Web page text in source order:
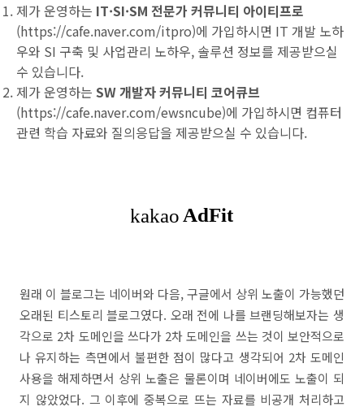
제가 운영하는 IT·SI·SM 전문가 커뮤니티 아이티프로
(https://cafe.naver.com/itpro)에 가입하시면 IT 개발 노하
우와 SI 구축 및 사업관리 노하우, 솔루션 정보를 제공받으실
수 있습니다.
제가 운영하는 SW 개발자 커뮤니티 코어큐브
(https://cafe.naver.com/ewsncube)에 가입하시면 컴퓨터
관련 학습 자료와 질의응답을 제공받으실 수 있습니다.
원래 이 블로그는 네이버와 다음, 구글에서 상위 노출이 가능했던
오래된 티스토리 블로그였다. 오래 전에 나를 브랜딩해보자는 생
각으로 2차 도메인을 쓰다가 2차 도메인을 쓰는 것이 보안적으로
나 유지하는 측면에서 불편한 점이 많다고 생각되어 2차 도메인
사용을 해제하면서 상위 노출은 물론이며 네이버에도 노출이 되
지 않았었다. 그 이후에 중복으로 뜨는 자료를 비공개 처리하고